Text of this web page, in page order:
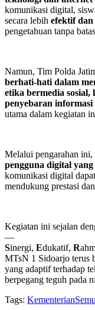
komunikasi digital,
secara lebih efektif dan
pengetahuan tanpa
Namun, Tim Polda
berhati-hati dalam
etika bermedia
penyebaran informasi
utama dalam kegiatan
Melalui pengarahan ini,
pengguna digital
komunikasi digital
mendukung prestasi
Kegiatan ini sejalan
—
Sinergi, Edukatif, R
MTsN 1 Sidoarjo terus
yang adaptif terhadap
berpegang teguh pada
Tags: